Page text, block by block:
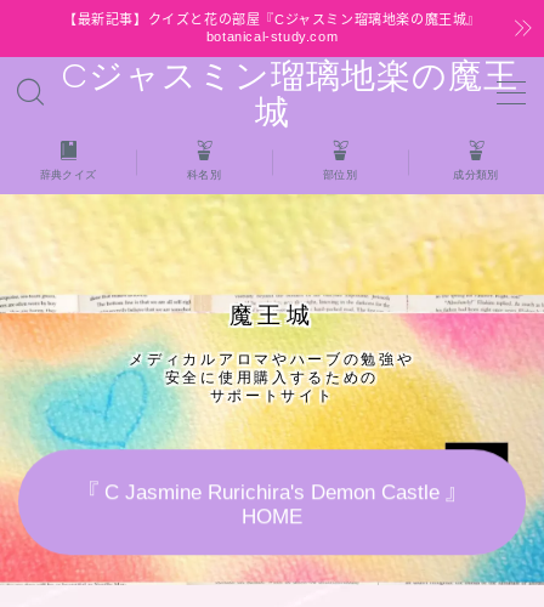
【最新記事】クイズと花の部屋『Cジャスミン瑠璃地楽の魔王城』
botanical-study.com
Cジャスミン瑠璃地楽の魔王
城
MENU
HOME
【最新】クイズと花の部屋
★全種/アロマハーブスパイス基材 プチ辞典ク
イズ＆プチ辞典
★アロマ検定＋αクイズ
★アロマハーブ傾向チェック
辞典クイズ 科名別 部位別 成分類別
魔王城
メディカルアロマやハーブの勉強や
安全に使用購入するための
サポートサイト
『 C Jasmine Rurichira's Demon Castle 』
HOME